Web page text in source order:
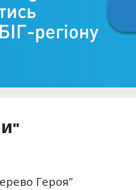
Героя”